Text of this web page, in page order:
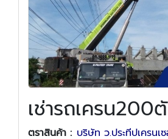
เช่ารถเครน200
ตราสินค้า : บริษัท ว.ประทีปเครนเ